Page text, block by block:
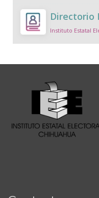
Directorio
Instituto Estatal